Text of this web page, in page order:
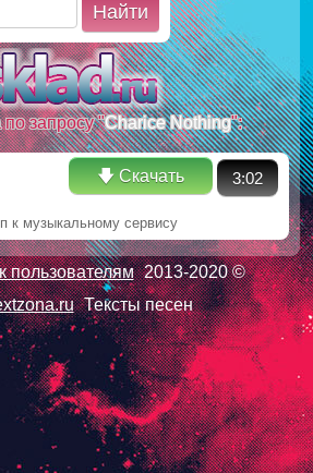
Найти
по запросу "Charice Nothing":
🡇 Скачать 3:02
к музыкальному сервису
пользователям 2013-2020 ©
Тексты песен